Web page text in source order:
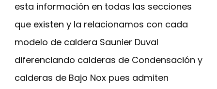
esta información en todas las secciones
que existen y la relacionamos con cada
modelo de caldera Saunier Duval
diferenciando calderas de Condensación y
calderas de Bajo Nox pues admiten